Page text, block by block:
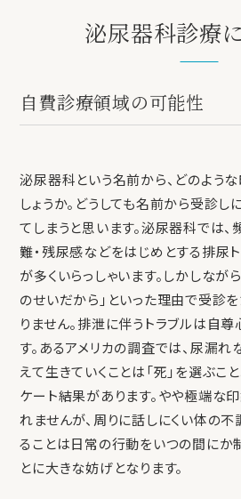
泌尿器科診療
自費診療領域の可能性
泌尿器科という名前から、どのよう
しょうか。どうしても名前から受診し
てしまうと思います。泌尿器科では、
難・残尿感などをはじめとする排尿
が多くいらっしゃいます。しかしながら
のせいだから」といった理由で受診
りません。排泄に伴うトラブルは自
す。あるアメリカの調査では、尿漏
えて生きていくことは「死」を選ぶこ
ケート結果があります。やや極端な
れませんが、周りに話しにくい体の
ることは日常の行動をいつの間にか
とに大きな妨げとなります。